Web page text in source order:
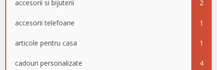
accesorii si bijuterii 2
accesorii telefoane 1
articole pentru casa 1
cadouri personalizate 4